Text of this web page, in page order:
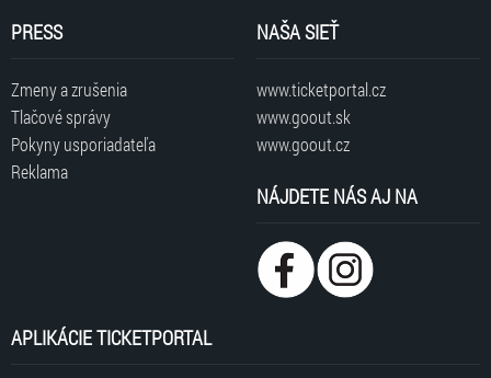
PRESS
Zmeny a zrušenia
Tlačové správy
Pokyny usporiadateľa
Reklama
NAŠA SIEŤ
www.ticketportal.cz
www.goout.sk
www.goout.cz
NÁJDETE NÁS AJ NA
APLIKÁCIE TICKETPORTAL